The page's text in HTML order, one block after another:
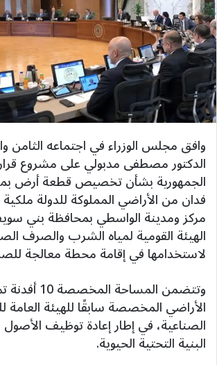
وافق مجلس الوزراء في اجتماعه الثامن
الدكتور مصطفى مدبولي على مشروع
فدان من الأراضي المملوكة للدولة
مركز ومدينة الواسطي بمحافظة بني
الهيئة القومية لمياه الشرب والصرف
لاستخدامها في إقامة محطة معالجة
وتتضمن المساحة
الأراضي المخصصة سابقًا للهيئة العامة
الصناعية، في إطار إعادة توظيف
البنية التحتية الحيوية.